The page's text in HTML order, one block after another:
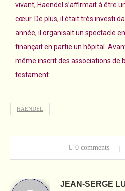
vivant, Haendel s’affirmait à être
cœur. De plus, il était très investi
année, il organisait un spectacle
finançait en partie un hôpital.
même inscrit des associations de
testament.
HAENDEL
0 comments
JEAN-SERGE